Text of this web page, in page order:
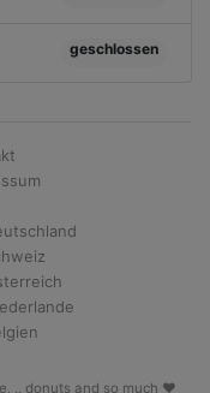
geschlossen
.. donuts and so much ♥